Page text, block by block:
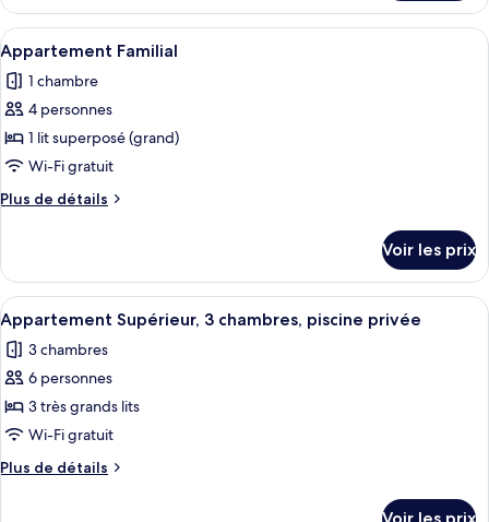
Supérieur
le
type
de
chambre
Appartement
Supérieur
Afficher
toutes
les
photos
pour
ce
type
de
Appartement
Familial
Un lit superposé avec une tête de lit
6
Appartement Familial
1 chambre
4 personnes
1 lit superposé (grand)
Wi-Fi gratuit
Plus de détails
Plus
le
type
de
chambre
Appartement
Familial
Voir les prix
Afficher
toutes
les
photos
pour
ce
type
de
Un salon moderne avec un canapé,
10
Appartement Supérieur, 3 chambres, piscine privée
3 chambres
6 personnes
3 très grands lits
Wi-Fi gratuit
Plus de détails
Plus